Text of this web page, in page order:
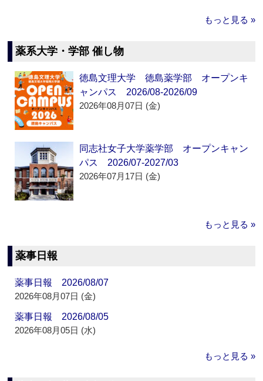
もっと見る »
薬系大学・学部 催し物
徳島文理大学 徳島薬学部 オープンキ
ャンパス 2026/08-2026/09
2026年08月07日 (金)
同志社女子大学薬学部 オープンキャン
パス 2026/07-2027/03
2026年07月17日 (金)
もっと見る »
薬事日報
薬事日報 2026/08/07
2026年08月07日 (金)
薬事日報 2026/08/05
2026年08月05日 (水)
もっと見る »